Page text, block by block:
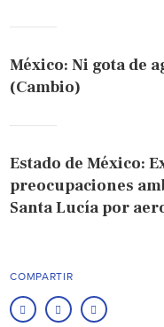
México: Ni gota de
(Cambio)
Estado de México:
preocupaciones
Santa Lucía por
COMPARTIR